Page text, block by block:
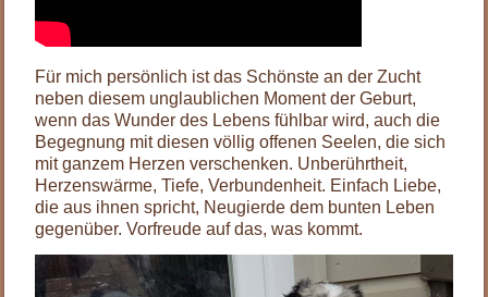
Für mich persönlich ist das Schönste an der Zucht
neben diesem unglaublichen Moment der Geburt,
wenn das Wunder des Lebens fühlbar wird, auch die
Begegnung mit diesen völlig offenen Seelen, die sich
mit ganzem Herzen verschenken. Unberührtheit,
Herzenswärme, Tiefe, Verbundenheit. Einfach Liebe,
die aus ihnen spricht, Neugierde dem bunten Leben
gegenüber. Vorfreude auf das, was kommt.